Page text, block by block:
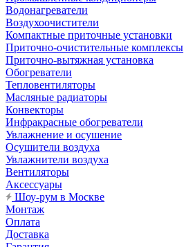
Водонагреватели
Воздухоочистители
Компактные приточные установки
Приточно-очистительные комплексы
Приточно-вытяжная установка
Обогреватели
Тепловентиляторы
Масляные радиаторы
Конвекторы
Инфракрасные обогреватели
Увлажнение и осушение
Осушители воздуха
Увлажнители воздуха
Вентиляторы
Аксессуары
Шоу-рум в Москве
Монтаж
Оплата
Доставка